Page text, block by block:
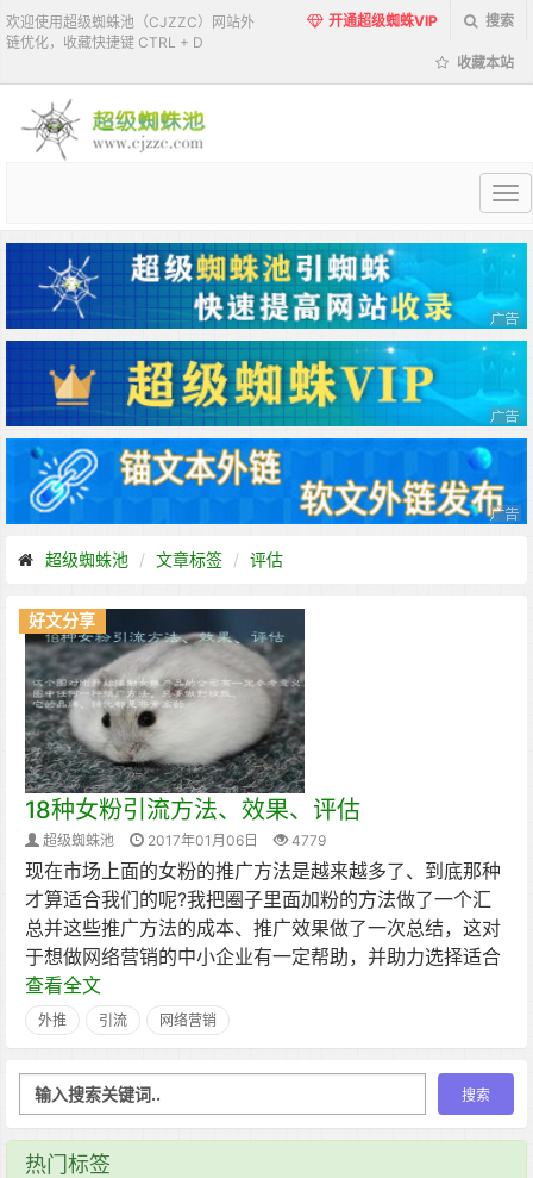
欢迎使用超级蜘蛛池（CJZZC）网站外
链优化，收藏快捷键 CTRL + D
开通超级蜘蛛VIP 搜索
收藏本站
超
蜘
蛛
池
超级蜘蛛池 文章标签 评估
好文分享
18种女粉引流方法、效果、评估
超级蜘蛛池 2017年01月06日 4779
现在市场上面的女粉的推广方法是越来越多了、到底那种
才算适合我们的呢?我把圈子里面加粉的方法做了一个汇
总并这些推广方法的成本、推广效果做了一次总结，这对
于想做网络营销的中小企业有一定帮助，并助力选择适合
查看全文
外推 引流 网络营销
热门标签